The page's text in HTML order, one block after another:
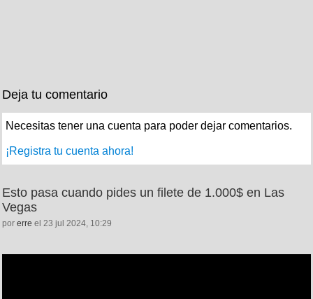
Deja tu comentario
Necesitas tener una cuenta para poder dejar comentarios.
¡Registra tu cuenta ahora!
Esto pasa cuando pides un filete de 1.000$ en Las
Vegas
por erre el 23 jul 2024, 10:29